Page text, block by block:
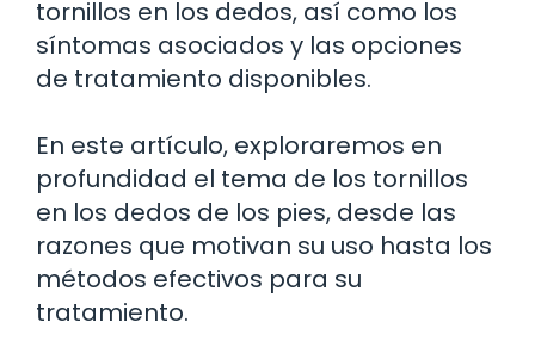
tornillos en los dedos, así como los
síntomas asociados y las opciones
de tratamiento disponibles.
En este artículo, exploraremos en
profundidad el tema de los tornillos
en los dedos de los pies, desde las
razones que motivan su uso hasta los
métodos efectivos para su
tratamiento.